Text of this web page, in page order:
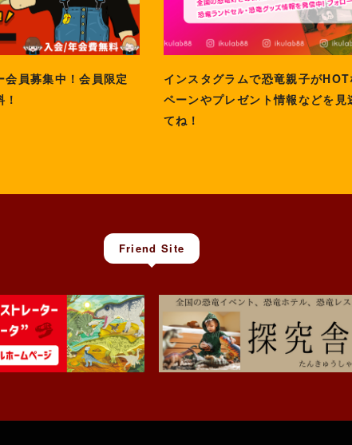
員募集中！会員限定
インスタグラムで恐竜親子が
ペーンやプレゼント情報などを
てね！
Friend Site